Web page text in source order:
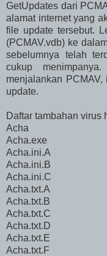
GetUpdates dari
alamat internet yang
file update tersebut.
(PCMAV.vdb) ke
sebelumnya telah
cukup
menjalankan
update.
Daftar tambahan virus
Acha
Acha.exe
Acha.ini.A
Acha.ini.B
Acha.ini.C
Acha.txt.A
Acha.txt.B
Acha.txt.C
Acha.txt.D
Acha.txt.E
Acha.txt.F